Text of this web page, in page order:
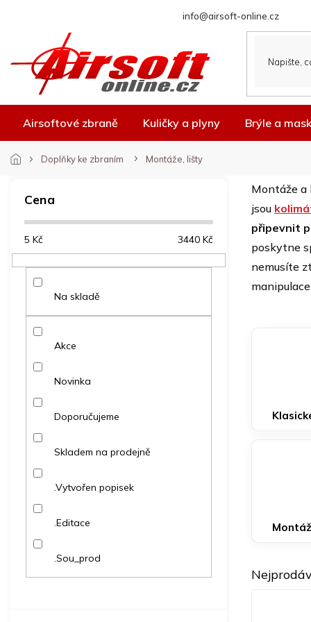
info@airsoft-online.cz
Airsoftové zbraně Kuličky a plyny Brýle a
Doplňky ke zbraním Montáže, lišty
a
Cena
5 Kč 3440 Kč
Na skladě
Akce
Novinka
Doporučujeme
Skladem na prodejně
.Vytvořen popisek
.Editace
.Sou_prod
Montáže a
jsou
připevnit
poskytne
nemusíte